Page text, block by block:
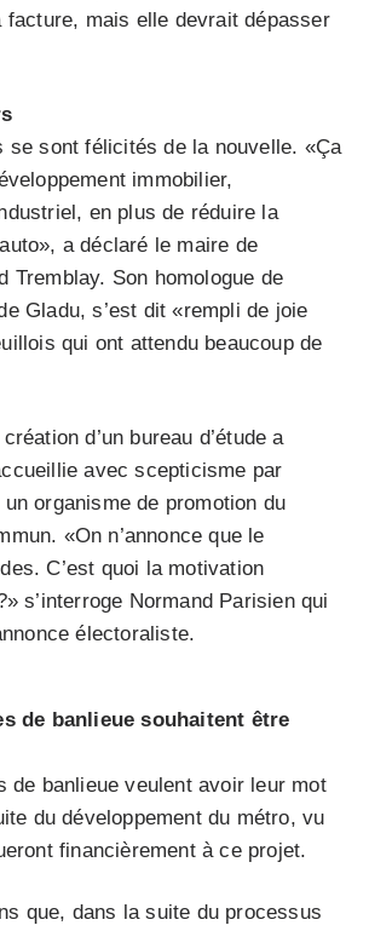
facture, mais elle devrait dépasser
se sont félicités de la nouvelle. «Ça
immobilier,
en plus de réduire la
a déclaré le maire de
Tremblay. Son homologue de
Gladu, s’est dit «rempli de joie
qui ont attendu beaucoup de
d’un bureau d’étude a
avec scepticisme par
organisme de promotion du
«On n’annonce que le
C’est quoi la motivation
s’interroge Normand Parisien qui
électoraliste.
de banlieue souhaitent être
de banlieue veulent avoir leur mot
du développement du métro, vu
financièrement à ce projet.
que, dans la suite du processus